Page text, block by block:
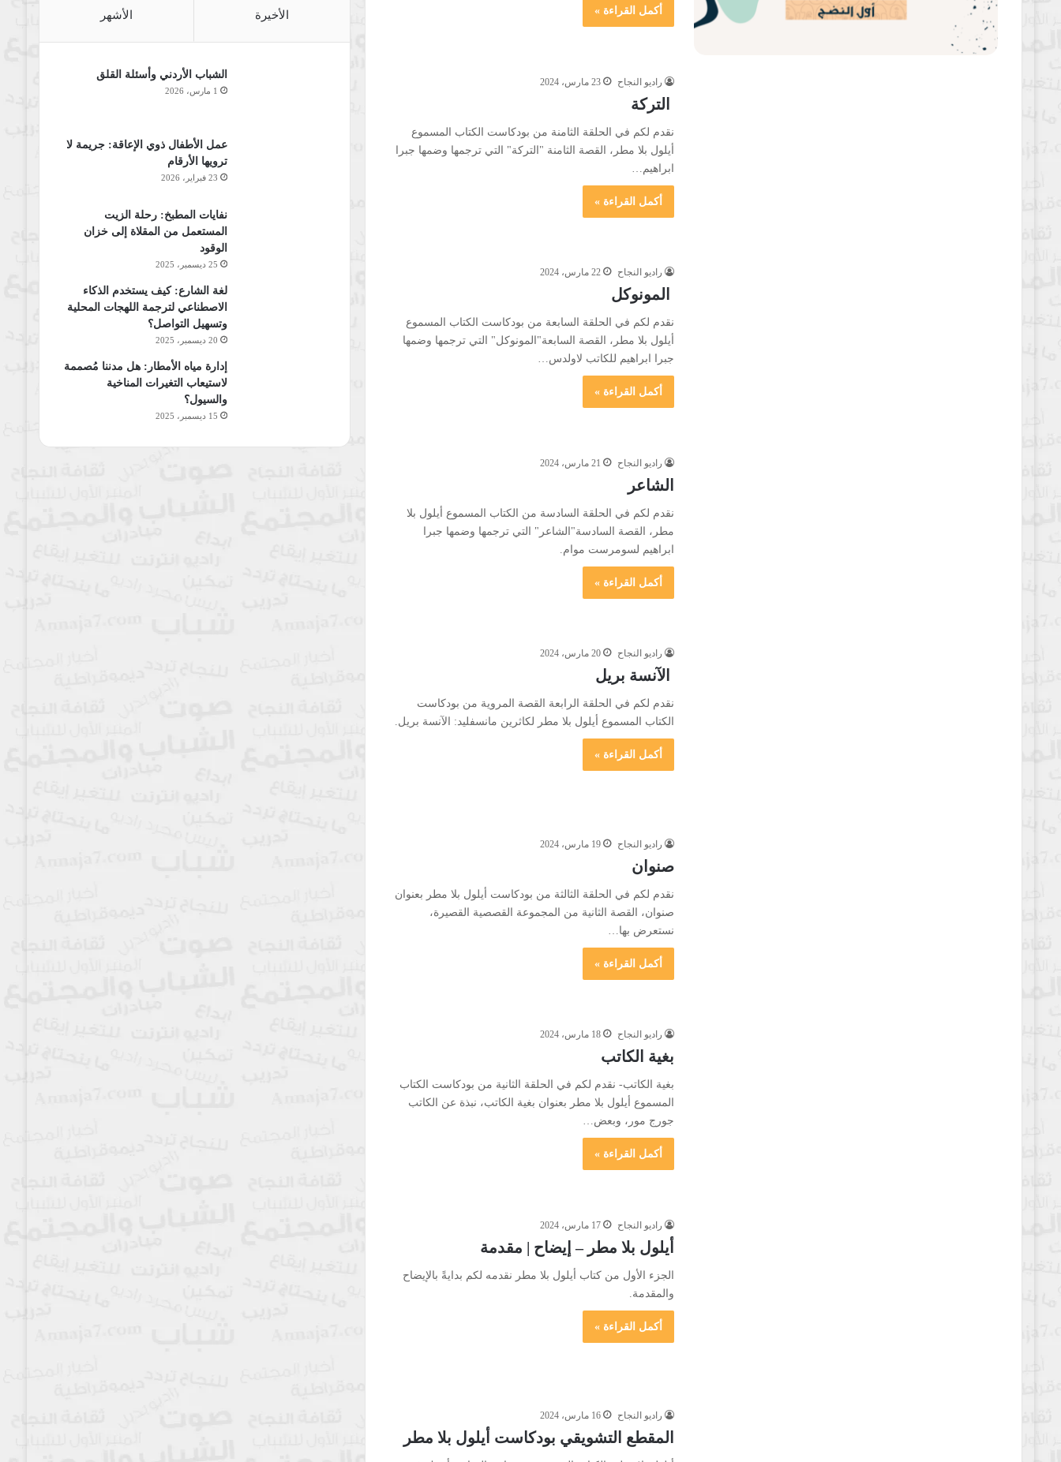
أكمل القراءة »
راديو النجاح 23 مارس، 2024
التركة
نقدم لكم في الحلقة الثامنة من بودكاست الكتاب المسموع
أيلول بلا مطر، القصة الثامنة "التركة" التي ترجمها وضمها جبرا
ابراهيم…
أكمل القراءة »
راديو النجاح 22 مارس، 2024
المونوكل
نقدم لكم في الحلقة السابعة من بودكاست الكتاب المسموع
أيلول بلا مطر، القصة السابعة"المونوكل" التي ترجمها وضمها
جبرا ابراهيم للكاتب لاولدس…
أكمل القراءة »
راديو النجاح 21 مارس، 2024
الشاعر
نقدم لكم في الحلقة السادسة من الكتاب المسموع أيلول بلا
مطر، القصة السادسة"الشاعر" التي ترجمها وضمها جبرا
ابراهيم لسومرست موام.
أكمل القراءة »
راديو النجاح 20 مارس، 2024
الآنسة بريل
نقدم لكم في الحلقة الرابعة القصة المروية من بودكاست
الكتاب المسموع أيلول بلا مطر لكاثرين مانسفليد: الآنسة بريل.
أكمل القراءة »
راديو النجاح 19 مارس، 2024
صنوان
نقدم لكم في الحلقة الثالثة من بودكاست أيلول بلا مطر بعنوان
صنوان، القصة الثانية من المجموعة القصصية القصيرة،
نستعرض بها…
أكمل القراءة »
راديو النجاح 18 مارس، 2024
بغية الكاتب
بغية الكاتب- نقدم لكم في الحلقة الثانية من بودكاست الكتاب
المسموع أيلول بلا مطر بعنوان بغية الكاتب، نبذة عن الكاتب
جورج مور، وبعض…
أكمل القراءة »
راديو النجاح 17 مارس، 2024
أيلول بلا مطر – إيضاح | مقدمة
الجزء الأول من كتاب أيلول بلا مطر نقدمه لكم بدايةً بالإيضاح
والمقدمة.
أكمل القراءة »
راديو النجاح 16 مارس، 2024
المقطع التشويقي بودكاست أيلول بلا مطر
الأخيرة الأشهر
الشباب الأردني وأسئلة القلق
1 مارس، 2026
عمل الأطفال ذوي الإعاقة: جريمة لا
ترويها الأرقام
23 فبراير، 2026
نفايات المطبخ: رحلة الزيت
المستعمل من المقلاة إلى خزان
الوقود
25 ديسمبر، 2025
لغة الشارع: كيف يستخدم الذكاء
الاصطناعي لترجمة اللهجات المحلية
وتسهيل التواصل؟
20 ديسمبر، 2025
إدارة مياه الأمطار: هل مدننا مُصممة
لاستيعاب التغيرات المناخية
والسيول؟
15 ديسمبر، 2025